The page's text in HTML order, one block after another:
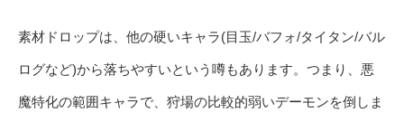
素材ドロップは、他の硬いキャラ(目玉/バフォ/タイタン/バル
ログなど)から落ちやすいという噂もあります。つまり、悪
魔特化の範囲キャラで、狩場の比較的弱いデーモンを倒しま